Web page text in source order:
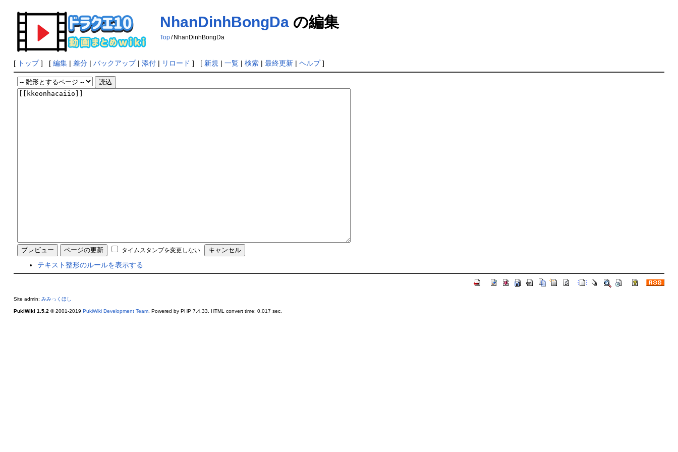
NhanDinhBongDaの編集
Top/ NhanDinhBongDa
[ トップ] [ 編集| 差分| バックアップ| 添付| リロード ] [ 新規 | 一覧| 検索| 最終更新| ヘルプ]
タイムスタンプを変更しない
テキスト整形のルールを表示する
Site admin: みみっくほし
PukiWiki 1.5.2 © 2001-2019 PukiWiki Development Team. Powered by PHP 7.4.33. HTML convert time: 0.017 sec.